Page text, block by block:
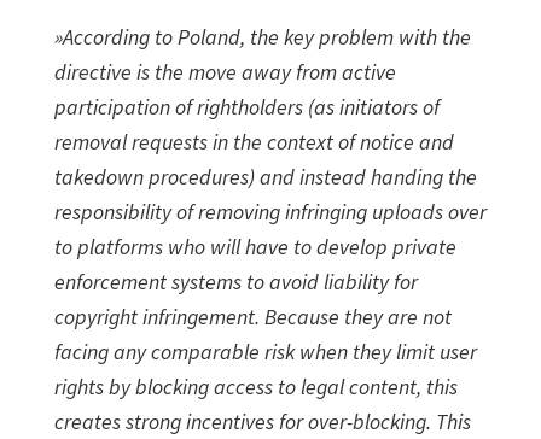
»According to Poland, the key problem with the
directive is the move away from active
participation of rightholders (as initiators of
removal requests in the context of notice and
takedown procedures) and instead handing the
responsibility of removing infringing uploads over
to platforms who will have to develop private
enforcement systems to avoid liability for
copyright infringement. Because they are not
facing any comparable risk when they limit user
rights by blocking access to legal content, this
creates strong incentives for over-blocking. This